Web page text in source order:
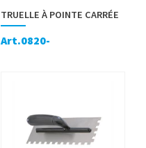
TRUELLE À POINTE CARRÉE
Art.0820-